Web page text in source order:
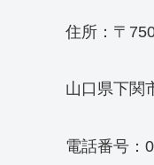
住所：〒
山口県下関
電話番号：